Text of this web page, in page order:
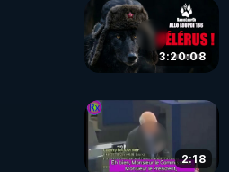
3:20:08
2:18